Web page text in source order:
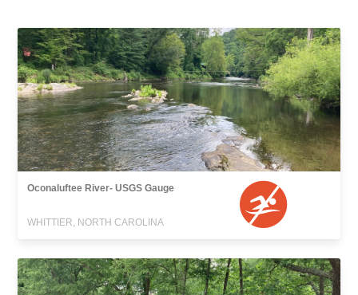
Oconaluftee River- USGS Gauge
WHITTIER, NORTH CAROLINA